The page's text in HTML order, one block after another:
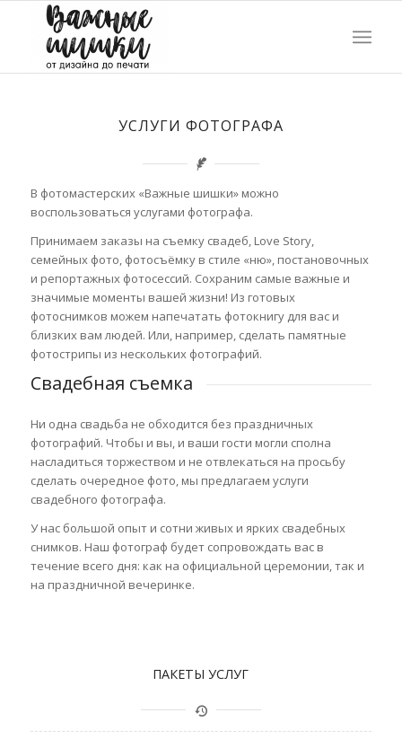
УСЛУГИ ФОТОГРАФА
В фотомастерских «Важные шишки» можно
воспользоваться услугами фотографа.
Принимаем заказы на съемку свадеб, Love Story,
семейных фото, фотосъёмку в стиле «ню», постановочных
и репортажных фотосессий. Сохраним самые важные и
значимые моменты вашей жизни! Из готовых
фотоснимков можем напечатать фотокнигу для вас и
близких вам людей. Или, например, сделать памятные
фотострипы из нескольких фотографий.
Свадебная съемка
Ни одна свадьба не обходится без праздничных
фотографий. Чтобы и вы, и ваши гости могли сполна
насладиться торжеством и не отвлекаться на просьбу
сделать очередное фото, мы предлагаем услуги
свадебного фотографа.
У нас большой опыт и сотни живых и ярких свадебных
снимков. Наш фотограф будет сопровождать вас в
течение всего дня: как на официальной церемонии, так и
на праздничной вечеринке.
ПАКЕТЫ УСЛУГ